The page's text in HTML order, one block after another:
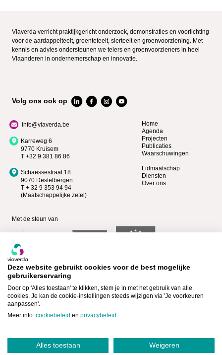
Viaverda verricht praktijkgericht onderzoek, demonstraties en voorlichting
voor de aardappelteelt, groenteteelt, sierteelt en groenvoorziening. Met
kennis en advies ondersteunen we telers en groenvoorzieners in heel
Vlaanderen in ondernemerschap en innovatie.
Volg ons ook op
info@viaverda.be
Karreweg 6
9770 Kruisem
T +32 9 381 86 86
Schaessestraat 18
9070 Destelbergen
T + 32 9 353 94 94
(Maatschappelijke zetel)
Home
Agenda
Projecten
Publicaties
Waarschuwingen
Lidmaatschap
Diensten
Over ons
Met de steun van
Bekijk wie Premium lid is >
Lid worden >
Deze website gebruikt cookies voor de best mogelijke
gebruikerservaring
Door op 'Alles toestaan' te klikken, stem je in met het gebruik van alle
cookies. Je kan de cookie-instellingen steeds wijzigen via 'Je voorkeuren
aanpassen'.
Meer info: cookiebeleid en privacybeleid .
Alles toestaan Weigeren